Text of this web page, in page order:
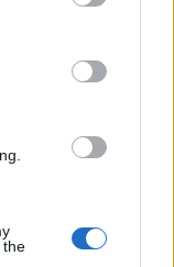
party tags to
in below Google
the